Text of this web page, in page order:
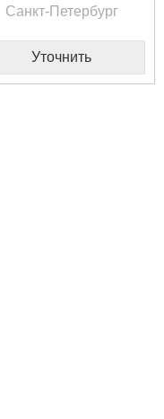
Санкт-Петербург
Уточнить